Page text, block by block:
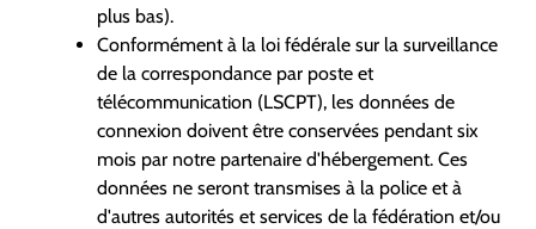
plus bas).
Conformément à la loi fédérale sur la surveillance
de la correspondance par poste et
télécommunication (LSCPT), les données de
connexion doivent être conservées pendant six
mois par notre partenaire d'hébergement. Ces
données ne seront transmises à la police et à
d'autres autorités et services de la fédération et/ou